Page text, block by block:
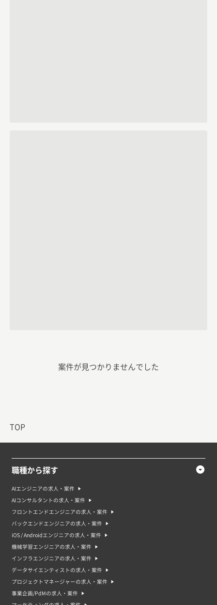
TOP
案件が見つかりませんでした
職種から探す
AIエンジニアの求人・案件
AIコンサルタントの求人・案件
フロントエンドエンジニアの求人・案件
バックエンドエンジニアの求人・案件
iOS / Androidエンジニアの求人・案件
機械学習エンジニアの求人・案件
インフラエンジニアの求人・案件
データサイエンティストの求人・案件
プロジェクトマネージャーの求人・案件
事業企画/PdMの求人・案件